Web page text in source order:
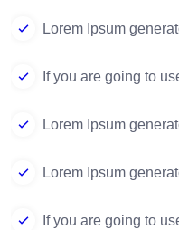
Lorem Ipsum
If you are going to
Lorem Ipsum
Lorem Ipsum
If you are going to